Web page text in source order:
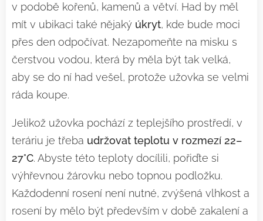
v podobě kořenů, kamenů a větví. Had by měl
mít v ubikaci také nějaký úkryt, kde bude moci
přes den odpočívat. Nezapomeňte na misku s
čerstvou vodou, která by měla být tak velká,
aby se do ní had vešel, protože užovka se velmi
ráda koupe.
Jelikož užovka pochází z teplejšího prostředí, v
teráriu je třeba udržovat teplotu v rozmezí 22–
27°C. Abyste této teploty docílili, pořiďte si
výhřevnou žárovku nebo topnou podložku.
Každodenní rosení není nutné, zvýšená vlhkost a
rosení by mělo být především v době zakalení a